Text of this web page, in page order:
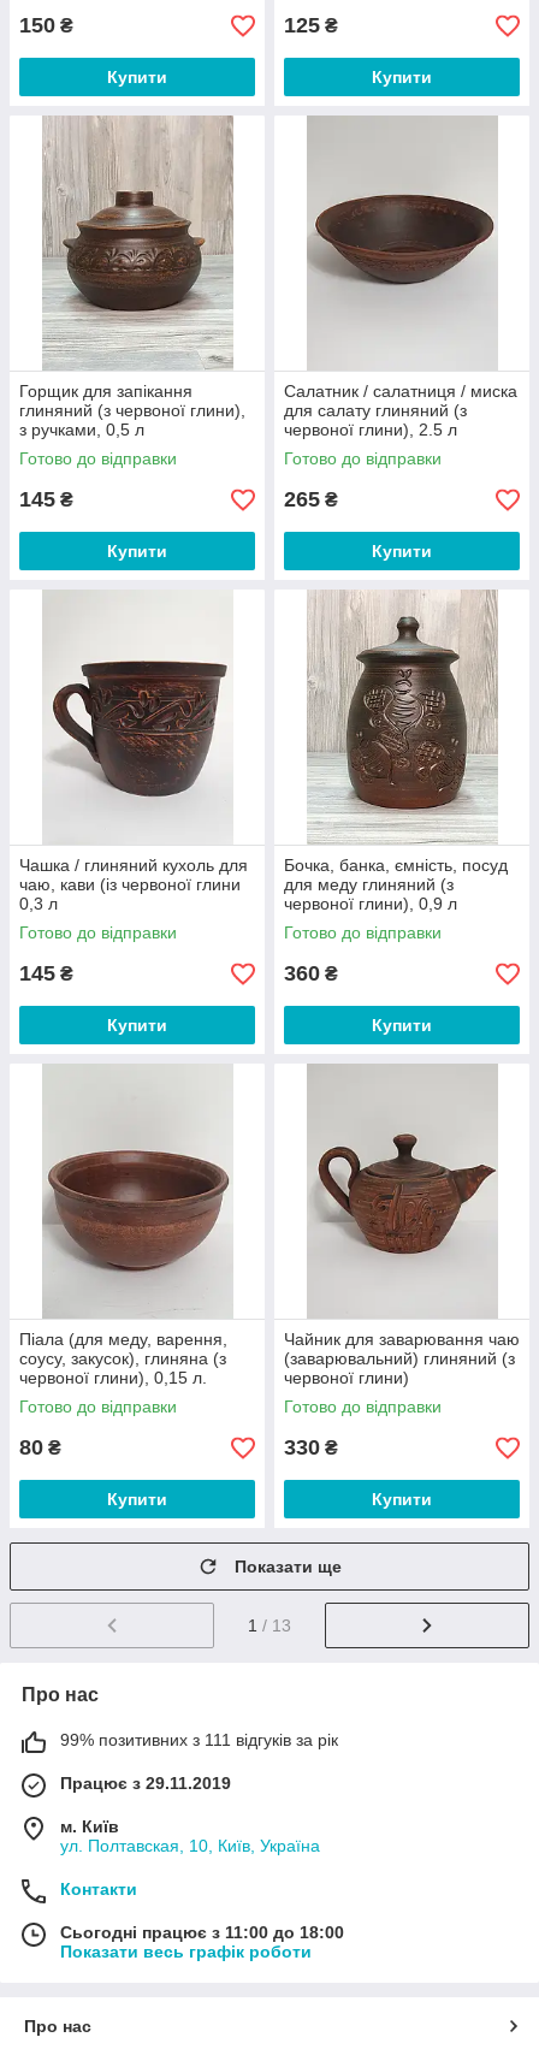
150 ₴
Купити
125 ₴
Купити
Горщик для запікання
глиняний (з червоної глини),
з ручками, 0,5 л
Готово до відправки
145 ₴
Купити
Салатник / салатниця / миска
для салату глиняний (з
червоної глини), 2.5 л
Готово до відправки
265 ₴
Купити
Чашка / глиняний кухоль для
чаю, кави (із червоної глини
0,3 л
Готово до відправки
145 ₴
Купити
Бочка, банка, ємність, посуд
для меду глиняний (з
червоної глини), 0,9 л
Готово до відправки
360 ₴
Купити
Піала (для меду, варення,
соусу, закусок), глиняна (з
червоної глини), 0,15 л.
Готово до відправки
80 ₴
Купити
Чайник для заварювання чаю
(заварювальний) глиняний (з
червоної глини)
Готово до відправки
330 ₴
Купити
Показати ще
1 / 13
Про нас
99% позитивних з 111 відгуків за рік
Працює з 29.11.2019
м. Київ
ул. Полтавская, 10, Київ, Україна
Контакти
Сьогодні працює з 11:00 до 18:00
Показати весь графік роботи
Про нас